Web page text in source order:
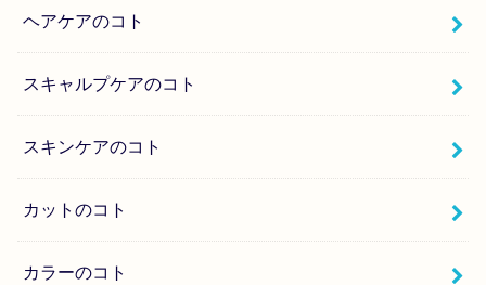
ヘアケアのコト
スキャルプケアのコト
スキンケアのコト
カットのコト
カラーのコト